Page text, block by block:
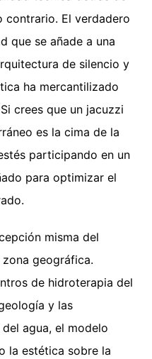
contrario. El verdadero
que se añade a una
de silencio y
ha mercantilizado
crees que un jacuzzi
es la cima de la
participando en un
para optimizar el
misma del
geográfica.
de hidroterapia del
y las
agua, el modelo
la estética sobre la